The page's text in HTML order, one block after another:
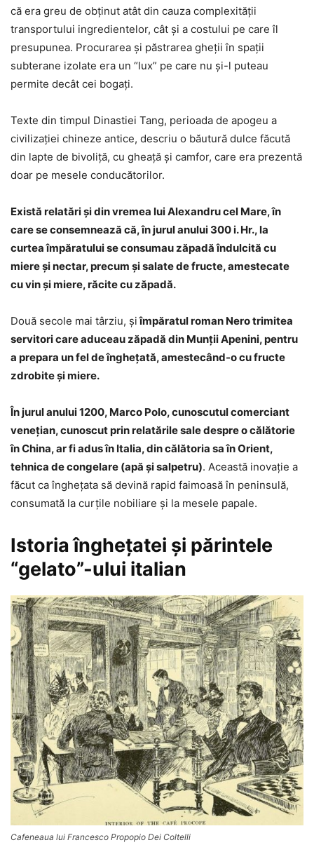
că era greu de obţinut atât din cauza complexităţii
transportului ingredientelor, cât şi a costului pe care îl
presupunea. Procurarea şi păstrarea gheţii în spaţii
subterane izolate era un “lux” pe care nu şi-l puteau
permite decât cei bogaţi.
Texte din timpul Dinastiei Tang, perioada de apogeu a
civilizaţiei chineze antice, descriu o băutură dulce făcută
din lapte de bivoliță, cu gheață și camfor, care era prezentă
doar pe mesele conducătorilor.
Există relatări şi din vremea lui Alexandru cel Mare, în
care se consemnează că, în jurul anului 300 i. Hr., la
curtea împăratului se consumau zăpadă îndulcită cu
miere și nectar, precum şi salate de fructe, amestecate
cu vin și miere, răcite cu zăpadă.
Două secole mai târziu, şiîmpăratul roman Nero trimitea
servitori care aduceau zăpadă din Munții Apenini, pentru
a prepara un fel de îngheţată, amestecând-o cu fructe
zdrobite și miere.
În jurul anului 1200, Marco Polo, cunoscutul comerciant
veneţian, cunoscut prin relatările sale despre o călătorie
în China, ar fi adus în Italia, din călătoria sa în Orient,
tehnica de congelare (apă şi salpetru). Această inovație a
făcut ca îngheţata să devină rapid faimoasă în peninsulă,
consumată la curţile nobiliare şi la mesele papale.
Istoria îngheţatei şi părintele
“gelato”-ului italian
Cafeneaua lui Francesco Propopio Dei Coltelli